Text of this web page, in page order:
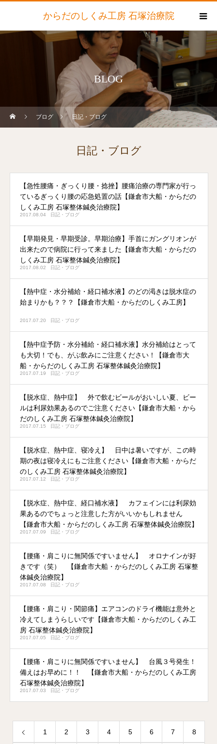
からだのしくみ工房 石塚治療院
BLOG
ブログ 日記・ブログ
日記・ブログ
【急性腰痛・ぎっくり腰・捻挫】腰痛治療の専門家が行っ
ているぎっくり腰の応急処置の話【鎌倉市大船・からだの
しくみ工房 石塚整体鍼灸治療院】
2017.08.04 日記・ブログ
【早期発見・早期受診。早期治療】手首にガングリオンが
出来たので病院に行って来ました【鎌倉市大船・からだの
しくみ工房 石塚整体鍼灸治療院】
2017.08.02 日記・ブログ
【熱中症・水分補給・経口補水液】のどの渇きは脱水症の
始まりかも？？？【鎌倉市大船・からだのしくみ工房】
2017.07.20 日記・ブログ
【熱中症予防・水分補給・経口補水液】水分補給はとって
も大切！でも、がぶ飲みにご注意ください！【鎌倉市大
船・からだのしくみ工房 石塚整体鍼灸治療院】
2017.07.19 日記・ブログ
【脱水症、熱中症】 外で飲むビールがおいしい夏、ビー
ルは利尿効果あるのでご注意ください【鎌倉市大船・から
だのしくみ工房 石塚整体鍼灸治療院】
2017.07.15 日記・ブログ
【脱水症、熱中症、寝冷え】 日中は暑いですが、この時
期の夜は寝冷えにもご注意ください【鎌倉市大船・からだ
のしくみ工房 石塚整体鍼灸治療院】
2017.07.12 日記・ブログ
【脱水症、熱中症、経口補水液】 カフェインには利尿効
果あるのでちょっと注意した方がいいかもしれません
【鎌倉市大船・からだのしくみ工房 石塚整体鍼灸治療院】
2017.07.09 日記・ブログ
【腰痛・肩こりに無関係ですいません】 オロナインが好
きです（笑） 【鎌倉市大船・からだのしくみ工房 石塚整
体鍼灸治療院】
2017.07.08 日記・ブログ
【腰痛・肩こり・関節痛】エアコンのドライ機能は意外と
冷えてしまうらしいです【鎌倉市大船・からだのしくみ工
房 石塚整体鍼灸治療院】
2017.07.05 日記・ブログ
【腰痛・肩こりに無関係ですいません】 台風３号発生！
備えはお早めに！！ 【鎌倉市大船・からだのしくみ工房
石塚整体鍼灸治療院】
2017.07.03 日記・ブログ
1 2 3 4 5 6 7 8